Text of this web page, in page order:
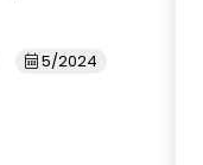
5/2024